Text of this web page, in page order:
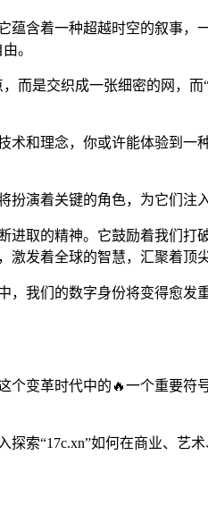
含着一种超越时空的叙事
。
是交织成一张细密的网，而
和理念，你或许能体验到
演着关键的角色，为它们注
取的精神。它鼓励着我们
发着全球的智慧，汇聚着顶
我们的数字身份将变得愈
变革时代中的🔥一个重要
索“17c.xn”如何在商业、艺